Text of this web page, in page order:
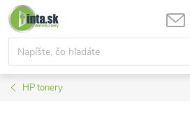
Prejsť
na
obsah
HP tonery